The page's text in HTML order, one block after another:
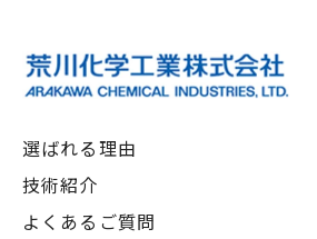
選ばれる理由
技術紹介
よくあるご質問